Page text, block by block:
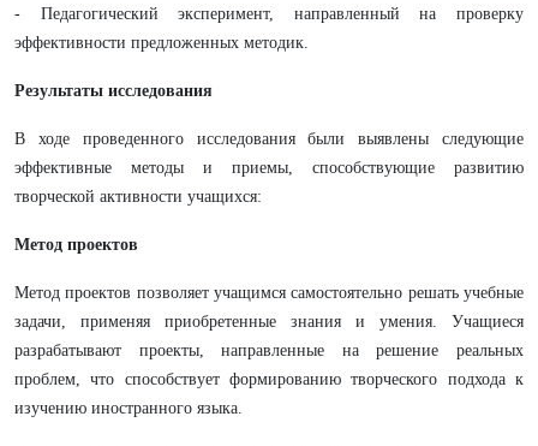
- Педагогический эксперимент, направленный на проверку
эффективности предложенных методик.
Результаты исследования
В ходе проведенного исследования были выявлены следующие
эффективные методы и приемы, способствующие развитию
творческой активности учащихся:
Метод проектов
Метод проектов позволяет учащимся самостоятельно решать учебные
задачи, применяя приобретенные знания и умения. Учащиеся
разрабатывают проекты, направленные на решение реальных
проблем, что способствует формированию творческого подхода к
изучению иностранного языка.